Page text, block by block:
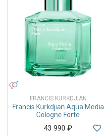
FRANCIS KURKDJIAN
Francis Kurkdjian Aqua Media
Cologne Forte
43 990 ₽